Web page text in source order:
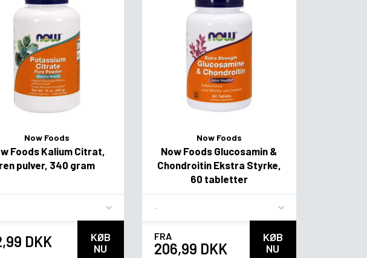
Now Foods
Foods Kalium Citrat,
ren pulver, 340 gram
DKK
KØB
NU
Now Foods
Now Foods Glucosamin &
Chondroitin Ekstra Styrke,
60 tabletter
FRA
206,99 DKK
KØB
NU